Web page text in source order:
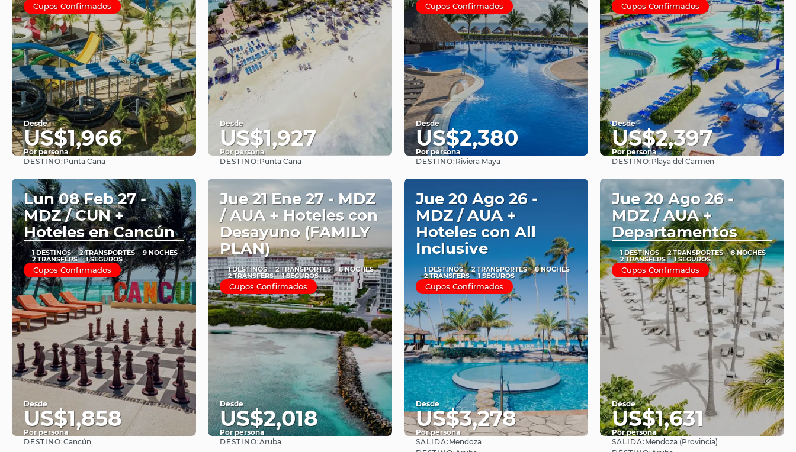
Cupos Confirmados
Desde
US$1,966
Por persona
Ver
DESTINO: Punta Cana
Desde
US$1,927
Por persona
Ver
DESTINO: Punta Cana
Cupos Confirmados
Desde
US$2,380
Por persona
Ver
DESTINO: Riviera Maya
Cupos Confirmados
Desde
US$2,397
Por persona
Ver
DESTINO: Playa del Carmen
Lun 08 Feb 27 -
MDZ / CUN +
Hoteles en Cancún
1 DESTINOS 2 TRANSPORTES 9 NOCHES
2 TRANSFERS 1 SEGUROS
Cupos Confirmados
Desde
US$1,858
Por persona
DESTINO:Cancún
Jue 21 Ene 27 - MDZ
/ AUA + Hoteles con
Desayuno (FAMILY
PLAN)
1 DESTINOS 2 TRANSPORTES 8 NOCHES
2 TRANSFERS 1 SEGUROS
Cupos Confirmados
Desde
US$2,018
Por persona
DESTINO:Aruba
Jue 20 Ago 26 -
MDZ / AUA +
Hoteles con All
Inclusive
1 DESTINOS 2 TRANSPORTES 8 NOCHES
2 TRANSFERS 1 SEGUROS
Cupos Confirmados
Desde
US$3,278
Por persona
SALIDA: Mendoza
Jue 20 Ago 26 -
MDZ / AUA +
Departamentos
1 DESTINOS 2 TRANSPORTES 8 NOCHES
2 TRANSFERS 1 SEGUROS
Cupos Confirmados
Desde
US$1,631
Por persona
Ver
SALIDA: Mendoza (Provincia)